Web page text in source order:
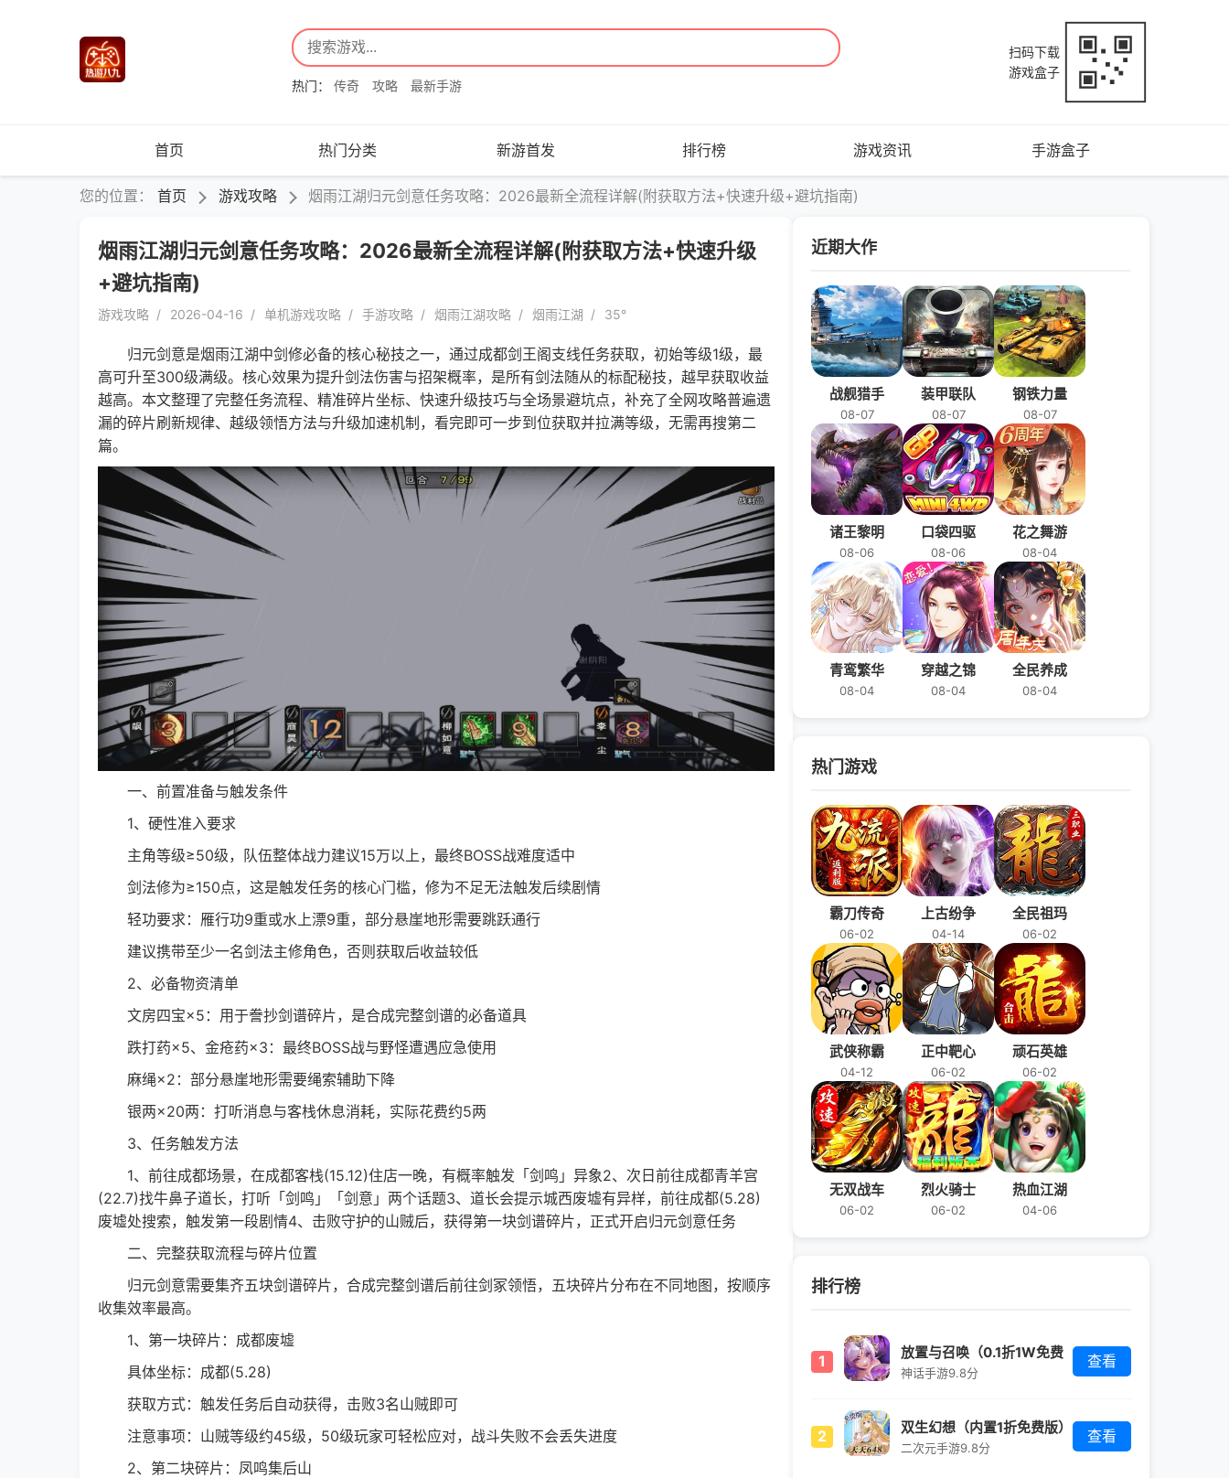
热门： 传奇 攻略 最新手游
扫码下载
游戏盒子
首页 热门分类 新游首发 排行榜 游戏资讯 手游盒子
您的位置： 首页 游戏攻略 烟雨江湖归元剑意任务攻略：2026最新全流程详解(附获取方法+快速升级+避坑指南)
烟雨江湖归元剑意任务攻略：2026最新全流程详解(附获取方法+快速升级
+避坑指南)
游戏攻略 2026-04-16 单机游戏攻略 手游攻略 烟雨江湖攻略 烟雨江湖 35°
归元剑意是烟雨江湖中剑修必备的核心秘技之一，通过成都剑王阁支线任务获取，初始等级1级，最
高可升至300级满级。核心效果为提升剑法伤害与招架概率，是所有剑法随从的标配秘技，越早获取收益
越高。本文整理了完整任务流程、精准碎片坐标、快速升级技巧与全场景避坑点，补充了全网攻略普遍遗
漏的碎片刷新规律、越级领悟方法与升级加速机制，看完即可一步到位获取并拉满等级，无需再搜第二
篇。
一、前置准备与触发条件
1、硬性准入要求
主角等级≥50级，队伍整体战力建议15万以上，最终BOSS战难度适中
剑法修为≥150点，这是触发任务的核心门槛，修为不足无法触发后续剧情
轻功要求：雁行功9重或水上漂9重，部分悬崖地形需要跳跃通行
建议携带至少一名剑法主修角色，否则获取后收益较低
2、必备物资清单
文房四宝×5：用于誊抄剑谱碎片，是合成完整剑谱的必备道具
跌打药×5、金疮药×3：最终BOSS战与野怪遭遇应急使用
麻绳×2：部分悬崖地形需要绳索辅助下降
银两×20两：打听消息与客栈休息消耗，实际花费约5两
3、任务触发方法
1、前往成都场景，在成都客栈(15.12)住店一晚，有概率触发「剑鸣」异象2、次日前往成都青羊宫
(22.7)找牛鼻子道长，打听「剑鸣」「剑意」两个话题3、道长会提示城西废墟有异样，前往成都(5.28)
废墟处搜索，触发第一段剧情4、击败守护的山贼后，获得第一块剑谱碎片，正式开启归元剑意任务
二、完整获取流程与碎片位置
归元剑意需要集齐五块剑谱碎片，合成完整剑谱后前往剑冢领悟，五块碎片分布在不同地图，按顺序
收集效率最高。
1、第一块碎片：成都废墟
具体坐标：成都(5.28)
获取方式：触发任务后自动获得，击败3名山贼即可
注意事项：山贼等级约45级，50级玩家可轻松应对，战斗失败不会丢失进度
2、第二块碎片：凤鸣集后山
近期大作
战舰猎手
08-07
装甲联队
08-07
钢铁力量
08-07
诸王黎明
08-06
口袋四驱
08-06
花之舞游
08-04
青鸾繁华
08-04
穿越之锦
08-04
全民养成
08-04
热门游戏
霸刀传奇
06-02
上古纷争
04-14
全民祖玛
06-02
武侠称霸
04-12
正中靶心
06-02
顽石英雄
06-02
无双战车
06-02
烈火骑士
06-02
热血江湖
04-06
排行榜
1
放置与召唤（0.1折1W免费
版）
神话手游9.8分
查看
2 双生幻想（内置1折免费版）
二次元手游9.8分
查看